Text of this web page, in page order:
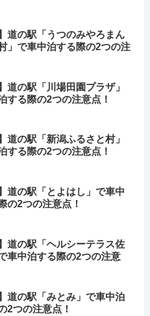
道の駅「うつのみやろまん
」で車中泊する際の2つの注
道の駅「川場田園プラザ」
する際の2つの注意点！
道の駅「新潟ふるさと村」
する際の2つの注意点！
道の駅「とよはし」で車中
の2つの注意点！
道の駅「ヘルシーテラス佐
車中泊する際の2つの注意
道の駅「みとみ」で車中泊
2つの注意点！